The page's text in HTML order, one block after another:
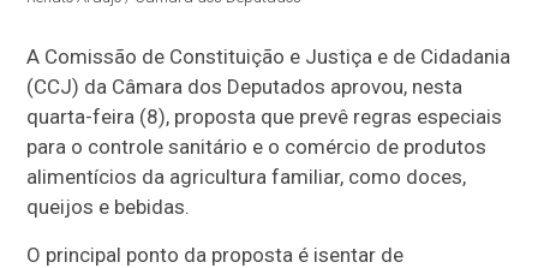
A Comissão de Constituição e Justiça e de Cidadania
(CCJ) da Câmara dos Deputados aprovou, nesta
quarta-feira (8), proposta que prevê regras especiais
para o controle sanitário e o comércio de produtos
alimentícios da agricultura familiar, como doces,
queijos e bebidas.
O principal ponto da proposta é isentar de